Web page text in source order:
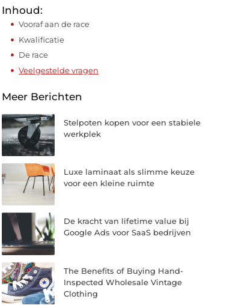
Inhoud:
Vooraf aan de race
Kwalificatie
De race
Veelgestelde vragen
Meer Berichten
Stelpoten kopen voor een stabiele
werkplek
Luxe laminaat als slimme keuze
voor een kleine ruimte
De kracht van lifetime value bij
Google Ads voor SaaS bedrijven
The Benefits of Buying Hand-
Inspected Wholesale Vintage
Clothing